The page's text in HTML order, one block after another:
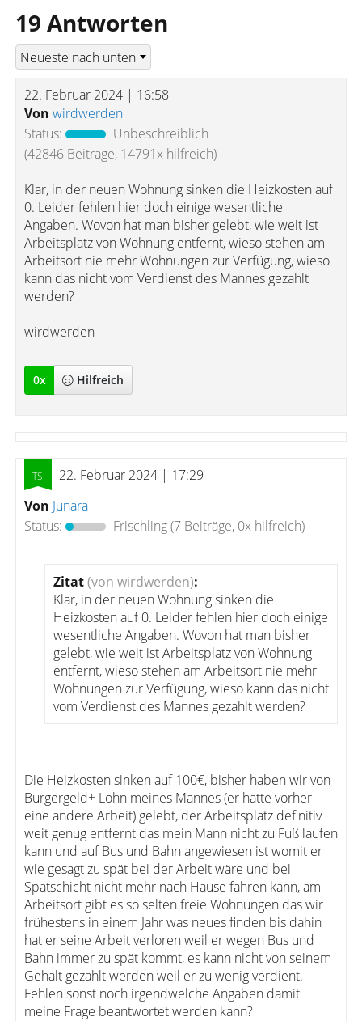
19 Antworten
22. Februar 2024 | 16:58
Von wirdwerden
Status:
Unbeschreiblich
(42846 Beiträge, 14791x hilfreich)
Klar, in der neuen Wohnung sinken die Heizkosten auf
0. Leider fehlen hier doch einige wesentliche
Angaben. Wovon hat man bisher gelebt, wie weit ist
Arbeitsplatz von Wohnung entfernt, wieso stehen am
Arbeitsort nie mehr Wohnungen zur Verfügung, wieso
kann das nicht vom Verdienst des Mannes gezahlt
werden?
wirdwerden
0x Hilfreich
22. Februar 2024 | 17:29
Von Junara
Status:
Frischling(7 Beiträge, 0x hilfreich)
Zitat(von wirdwerden):
Klar, in der neuen Wohnung sinken die
Heizkosten auf 0. Leider fehlen hier doch einige
wesentliche Angaben. Wovon hat man bisher
gelebt, wie weit ist Arbeitsplatz von Wohnung
entfernt, wieso stehen am Arbeitsort nie mehr
Wohnungen zur Verfügung, wieso kann das nicht
vom Verdienst des Mannes gezahlt werden?
Die Heizkosten sinken auf 100€, bisher haben wir von
Bürgergeld+ Lohn meines Mannes (er hatte vorher
eine andere Arbeit) gelebt, der Arbeitsplatz definitiv
weit genug entfernt das mein Mann nicht zu Fuß laufen
kann und auf Bus und Bahn angewiesen ist womit er
wie gesagt zu spät bei der Arbeit wäre und bei
Spätschicht nicht mehr nach Hause fahren kann, am
Arbeitsort gibt es so selten freie Wohnungen das wir
frühestens in einem Jahr was neues finden bis dahin
hat er seine Arbeit verloren weil er wegen Bus und
Bahn immer zu spät kommt, es kann nicht von seinem
Gehalt gezahlt werden weil er zu wenig verdient.
Fehlen sonst noch irgendwelche Angaben damit
meine Frage beantwortet werden kann?